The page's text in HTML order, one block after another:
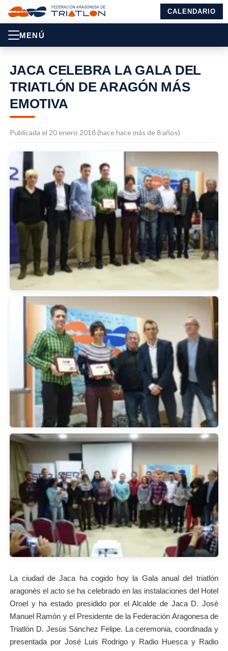
CALENDARIO
MENÚ
JACA CELEBRA LA GALA DEL
TRIATLÓN DE ARAGÓN MÁS
EMOTIVA
Publicada el 20 enero 2018 (hace hace más de 8 años)
La ciudad de Jaca ha cogido hoy la Gala anual del triatlón
aragonés el acto se ha celebrado en las instalaciones del Hotel
Oroel y ha estado presidido por el Alcalde de Jaca D. José
Manuel Ramón y el Presidente de la Federación Aragonesa de
Triatlón D. Jesús Sánchez Felipe. La ceremonia, coordinada y
presentada por José Luis Rodrigo y Radio Huesca y Radio